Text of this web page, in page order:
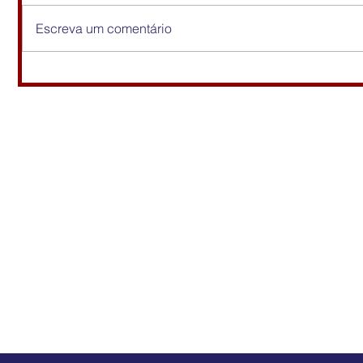
Escreva um comentário